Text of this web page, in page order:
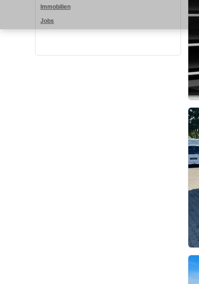
Immobilien
Jobs